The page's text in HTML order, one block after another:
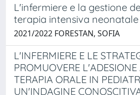
L'infermiere e la gestione
terapia intensiva neonatale
2021/2022 FORESTAN, SOFIA
L'INFERMIERE E LE
PROMUOVERE
TERAPIA ORALE IN
UN'INDAGINE